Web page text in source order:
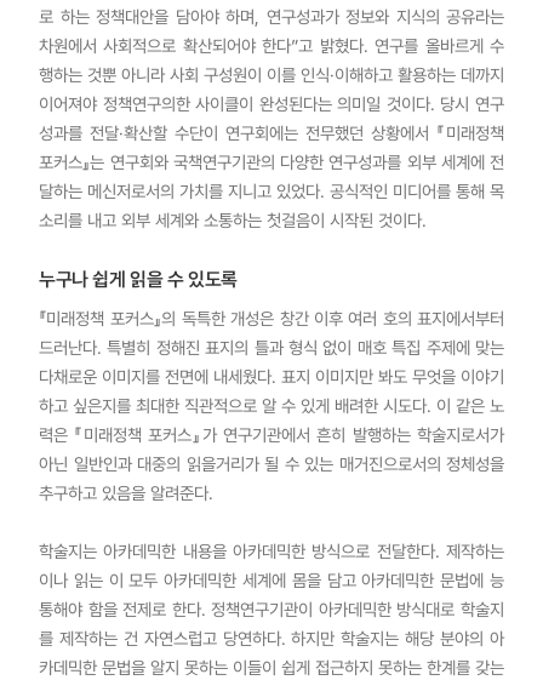
로 하는 정책대안을 담아야 하며, 연구성과가 정보와 지식의 공유라는
차원에서 사회적으로 확산되어야 한다”고 밝혔다. 연구를 올바르게 수
행하는 것뿐 아니라 사회 구성원이 이를 인식·이해하고 활용하는 데까지
이어져야 정책연구의한 사이클이 완성된다는 의미일 것이다. 당시 연구
성과를 전달·확산할 수단이 연구회에는 전무했던 상황에서 『미래정책
포커스』는 연구회와 국책연구기관의 다양한 연구성과를 외부 세계에 전
달하는 메신저로서의 가치를 지니고 있었다. 공식적인 미디어를 통해 목
소리를 내고 외부 세계와 소통하는 첫걸음이 시작된 것이다.
누구나 쉽게 읽을 수 있도록
『미래정책 포커스』의 독특한 개성은 창간 이후 여러 호의 표지에서부터
드러난다. 특별히 정해진 표지의 틀과 형식 없이 매호 특집 주제에 맞는
다채로운 이미지를 전면에 내세웠다. 표지 이미지만 봐도 무엇을 이야기
하고 싶은지를 최대한 직관적으로 알 수 있게 배려한 시도다. 이 같은 노
력은 『미래정책 포커스』가 연구기관에서 흔히 발행하는 학술지로서가
아닌 일반인과 대중의 읽을거리가 될 수 있는 매거진으로서의 정체성을
추구하고 있음을 알려준다.
학술지는 아카데믹한 내용을 아카데믹한 방식으로 전달한다. 제작하는
이나 읽는 이 모두 아카데믹한 세계에 몸을 담고 아카데믹한 문법에 능
통해야 함을 전제로 한다. 정책연구기관이 아카데믹한 방식대로 학술지
를 제작하는 건 자연스럽고 당연하다. 하지만 학술지는 해당 분야의 아
카데믹한 문법을 알지 못하는 이들이 쉽게 접근하지 못하는 한계를 갖는